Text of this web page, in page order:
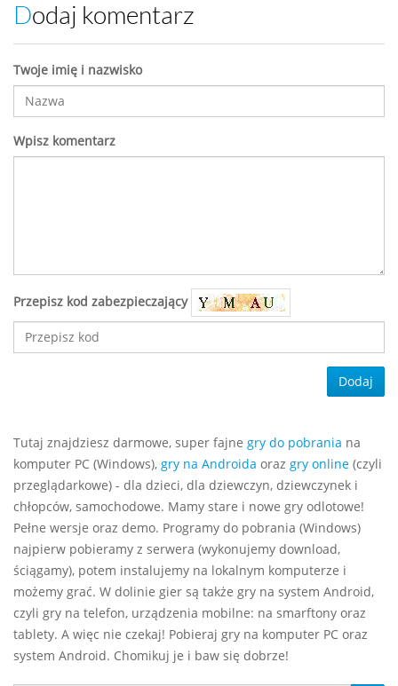
Dodaj komentarz
Twoje imię i nazwisko
Wpisz komentarz
Przepisz kod zabezpieczający
Dodaj
Tutaj znajdziesz darmowe, super fajne gry do pobrania na
komputer PC (Windows), gry na Androida oraz gry online (czyli
przeglądarkowe) - dla dzieci, dla dziewczyn, dziewczynek i
chłopców, samochodowe. Mamy stare i nowe gry odlotowe!
Pełne wersje oraz demo. Programy do pobrania (Windows)
najpierw pobieramy z serwera (wykonujemy download,
ściągamy), potem instalujemy na lokalnym komputerze i
możemy grać. W dolinie gier są także gry na system Android,
czyli gry na telefon, urządzenia mobilne: na smarftony oraz
tablety. A więc nie czekaj! Pobieraj gry na komputer PC oraz
system Android. Chomikuj je i baw się dobrze!